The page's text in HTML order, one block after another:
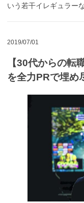
いう若干イレギュラー
2019/07/01
【30代からの転
を全力PRで埋め